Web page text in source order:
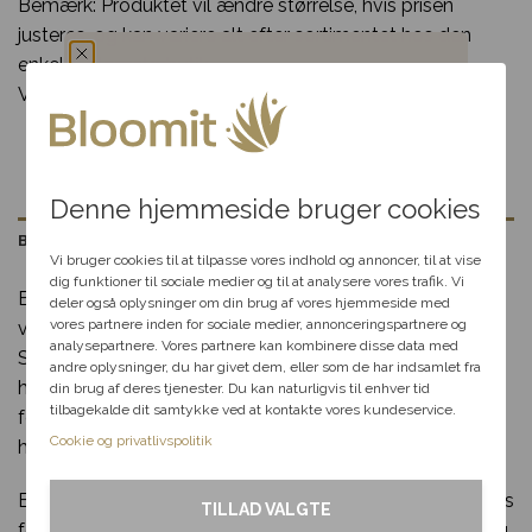
Denne hjemmeside bruger cookies
Vi bruger cookies til at tilpasse vores indhold og annoncer, til at vise
dig funktioner til sociale medier og til at analysere vores trafik. Vi
deler også oplysninger om din brug af vores hjemmeside med
vores partnere inden for sociale medier, annonceringspartnere og
analysepartnere. Vores partnere kan kombinere disse data med
andre oplysninger, du har givet dem, eller som de har indsamlet fra
din brug af deres tjenester. Du kan naturligvis til enhver tid
tilbagekalde dit samtykke ved at kontakte vores kundeservice.
Cookie og privatlivspolitik
TILLAD VALGTE
Bemærk: Produktet vil ændre størrelse, hvis prisen
justeres, og kan variere alt efter sortimentet hos den
enkelte blomsterbutik.
Vase medfølger ikke.
Beskrivelse
Et vidunderligt blomsterflor er det oplagte valg, når du
vil bringe farve og glæde ind i en andens dag.
Sammensat af sæsonens fineste blomster i et
harmonisk og farverigt udtryk, er denne buket ideel til
fødselsdage, mærkedage eller som en spontan kærlig
hilsen.
Buketten er håndbundet af erfarne florister, der med sans
Du har fået en
passer til dig, så hjælper vi
dig videre med at finde den
perfekte rabat til dit svar.
Fødselsdag